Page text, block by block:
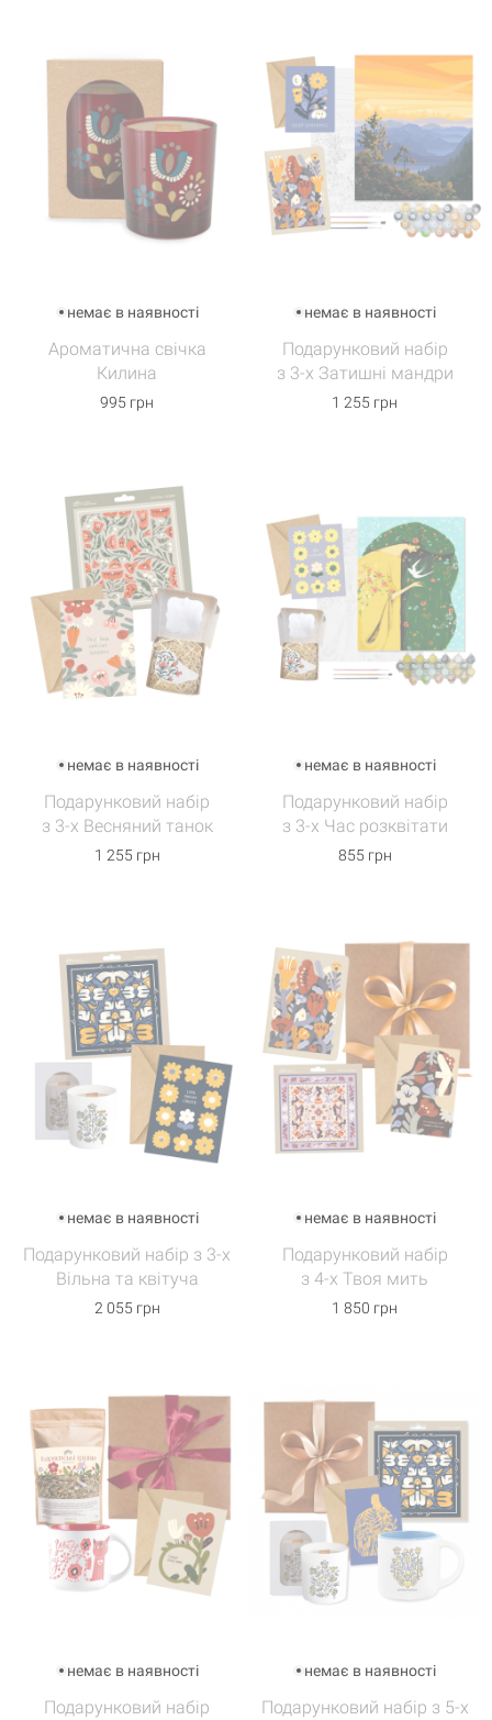
немає в наявності
Ароматична свічка
Килина
995 грн
немає в наявності
Подарунковий набір
з 3-х Затишні мандри
1 255 грн
немає в наявності
Подарунковий набір
з 3-х Весняний танок
1 255 грн
немає в наявності
Подарунковий набір
з 3-х Час розквітати
855 грн
немає в наявності
Подарунковий набір з 3-х
Вільна та квітуча
2 055 грн
немає в наявності
Подарунковий набір
з 4-х Твоя мить
1 850 грн
немає в наявності
Подарунковий набір
немає в наявності
Подарунковий набір з 5-х